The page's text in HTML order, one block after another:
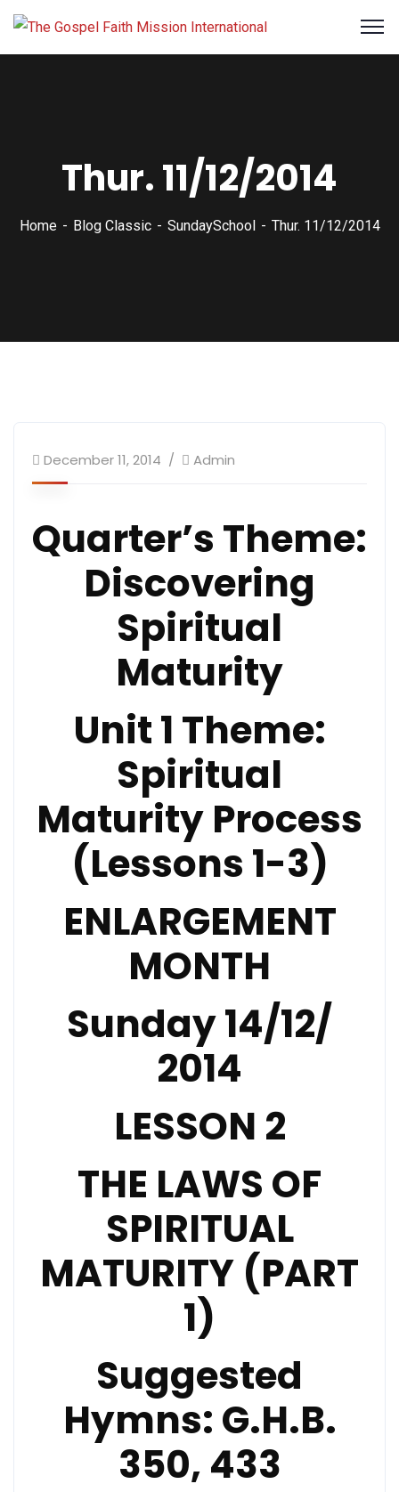
Thur. 11/12/2014
Home Blog Classic SundaySchool Thur. 11/12/2014
December 11, 2014 Admin
Quarter’s Theme:
Discovering
Spiritual
Maturity
Unit 1 Theme:
Spiritual
Maturity Process
(Lessons 1-3)
ENLARGEMENT
MONTH
Sunday 14/12/
2014
LESSON 2
THE LAWS OF
SPIRITUAL
MATURITY (PART
1)
Suggested
Hymns: G.H.B.
350, 433